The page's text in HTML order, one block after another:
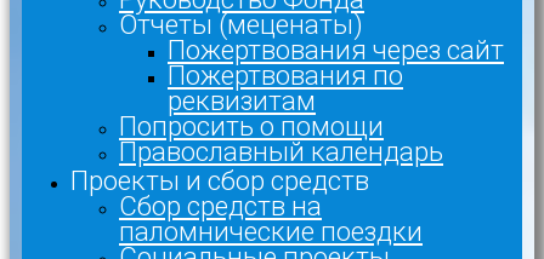
Отчеты (меценаты)
Пожертвования через сайт
Пожертвования по
реквизитам
Попросить о помощи
Православный календарь
Проекты и сбор средств
Сбор средств на
паломнические поездки